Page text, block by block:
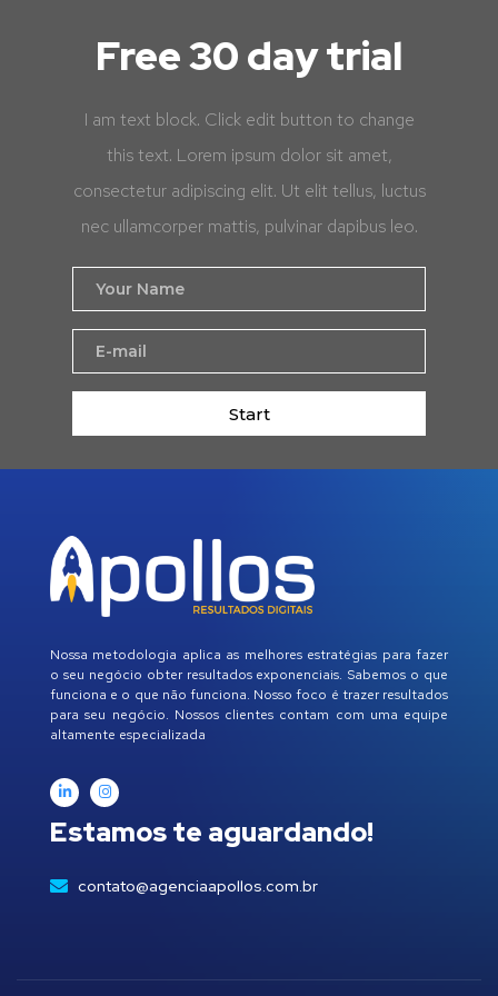
Free 30 day trial
I am text block. Click edit button to change
this text. Lorem ipsum dolor sit amet,
consectetur adipiscing elit. Ut elit tellus, luctus
nec ullamcorper mattis, pulvinar dapibus leo.
Start
Nossa metodologia aplica as melhores estratégias para fazer
o seu negócio obter resultados exponenciais. Sabemos o que
funciona e o que não funciona. Nosso foco é trazer resultados
para seu negócio. Nossos clientes contam com uma equipe
altamente especializada
Estamos te aguardando!
contato@agenciaapollos.com.br